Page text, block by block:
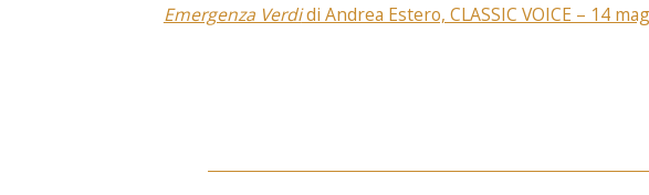
Emergenza Verdidi Andrea Estero, CLASSIC VOICE – 14